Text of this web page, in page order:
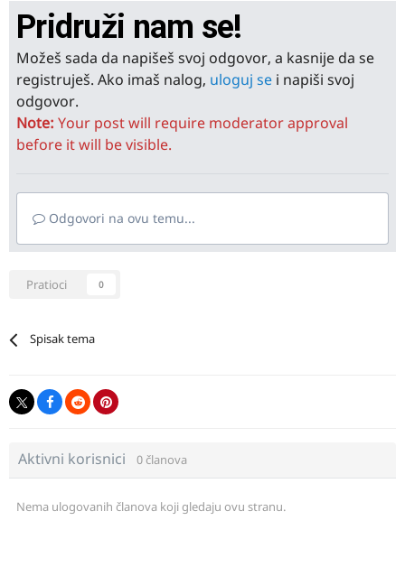
Pridruži nam se!
Možeš sada da napišeš svoj odgovor, a kasnije da se
registruješ. Ako imaš nalog, uloguj se i napiši svoj
odgovor.
Note: Your post will require moderator approval
before it will be visible.
Odgovori na ovu temu...
Pratioci 0
Spisak tema
Aktivni korisnici 0 članova
Nema ulogovanih članova koji gledaju ovu stranu.